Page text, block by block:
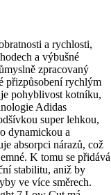
a rychlosti,
a výbušné
zpracovaný
přizpůsobení rychlým
pohyblivost kotníku,
Adidas
super lehkou,
dynamickou a
absorpci nárazů, což
K tomu se přidává
stabilitu, aniž by
ve více směrech.